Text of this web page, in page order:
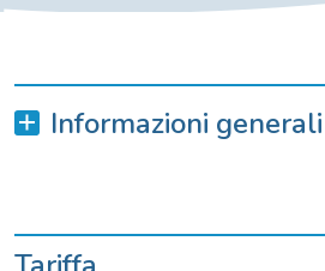
Informazioni generali